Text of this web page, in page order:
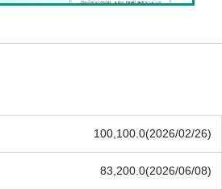
100,100.0(2026/02/26)
83,200.0(2026/06/08)